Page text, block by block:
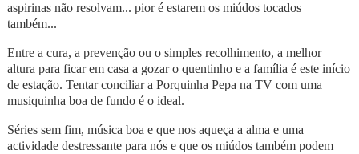
aspirinas não resolvam... pior é estarem os miúdos tocados
também...
Entre a cura, a prevenção ou o simples recolhimento, a melhor
altura para ficar em casa a gozar o quentinho e a família é este início
de estação. Tentar conciliar a Porquinha Pepa na TV com uma
musiquinha boa de fundo é o ideal.
Séries sem fim, música boa e que nos aqueça a alma e uma
actividade destressante para nós e que os miúdos também podem